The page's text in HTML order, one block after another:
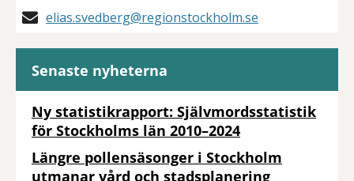
elias.svedberg@regionstockholm.se
Senaste nyheterna
Ny statistikrapport: Självmordsstatistik
för Stockholms län 2010–2024
Längre pollensäsonger i Stockholm
utmanar vård och stadsplanering